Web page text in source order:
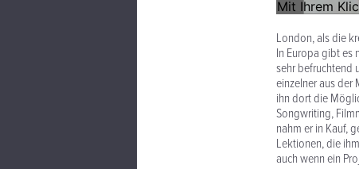
London, als die
In Europa gibt es
sehr befruchtend
einzelner aus der
ihn dort die
Songwriting,
nahm er in Kauf,
Lektionen, die
auch wenn ein